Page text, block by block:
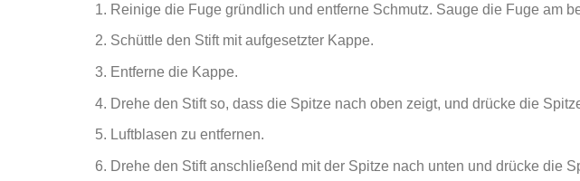
Reinige die Fuge gründlich und entferne Schmutz. Sauge die Fuge am
Schüttle den Stift mit aufgesetzter Kappe.
Entferne die Kappe.
Drehe den Stift so, dass die Spitze nach oben zeigt, und drücke die
Luftblasen zu entfernen.
Drehe den Stift anschließend mit der Spitze nach unten und drücke die